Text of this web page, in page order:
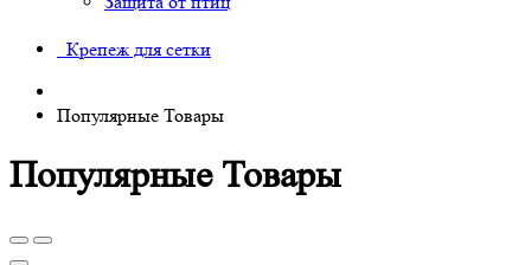
Крепеж для сетки
Популярные Товары
Популярные Товары